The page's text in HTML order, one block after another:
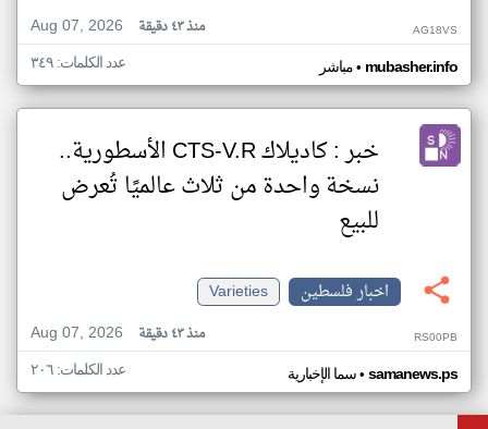
Aug 07, 2026 منذ ٤٣ دقيقة AG18VS
مباشر• mubasher.info عدد الكلمات: ٣٤٩
خبر : كاديلاك CTS-V.R الأسطورية..
نسخة واحدة من ثلاث عالميًا تُعرض
للبيع
اخبار فلسطين
Varieties
Aug 07, 2026
منذ ٤٣ دقيقة RS00PB
سما الإخبارية• samanews.ps عدد الكلمات: ٢٠٦